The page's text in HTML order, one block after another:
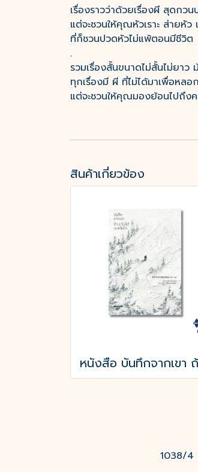
เรื่องราวว่าด้วยเรื่องผี สุดกว
แต่จะชวนให้คุณหัวเราะ ส่ายหั
ที่ก็ชวนปวดหัวไม่แพ้ตอนมีชีวิต
.
รวมเรื่องสั้นขนาดไม่สั้นไม่ยาว
ทุกเรื่องมี ผี ที่ไม่ได้มาเพื่อหลอ
แต่จะชวนให้คุณมองย้อนไปถึง
สินค้าเกี่ยวข้อง
1038/4